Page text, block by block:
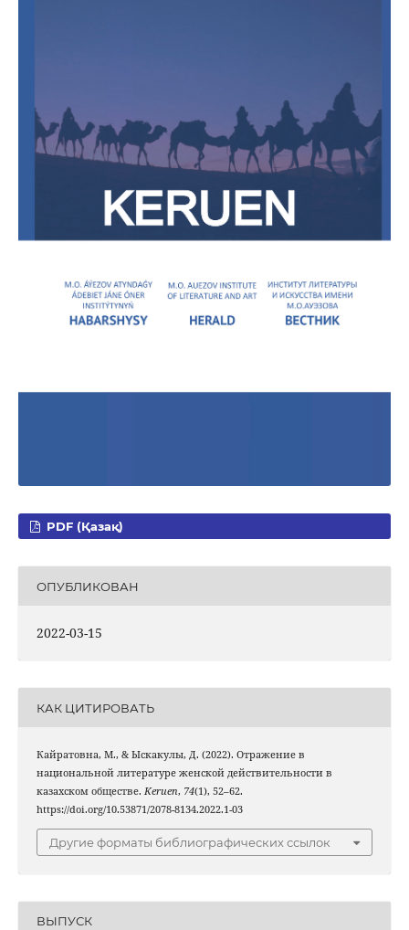
PDF (Қазақ)
ОПУБЛИКОВАН
2022-03-15
КАК ЦИТИРОВАТЬ
Кайратовна, М., & Ыскакулы, Д. (2022). Отражение в
национальной литературе женской действительности в
казахском обществе. Keruen, 74(1), 52–62.
https://doi.org/10.53871/2078-8134.2022.1-03
Другие форматы библиографических ссылок
ВЫПУСК